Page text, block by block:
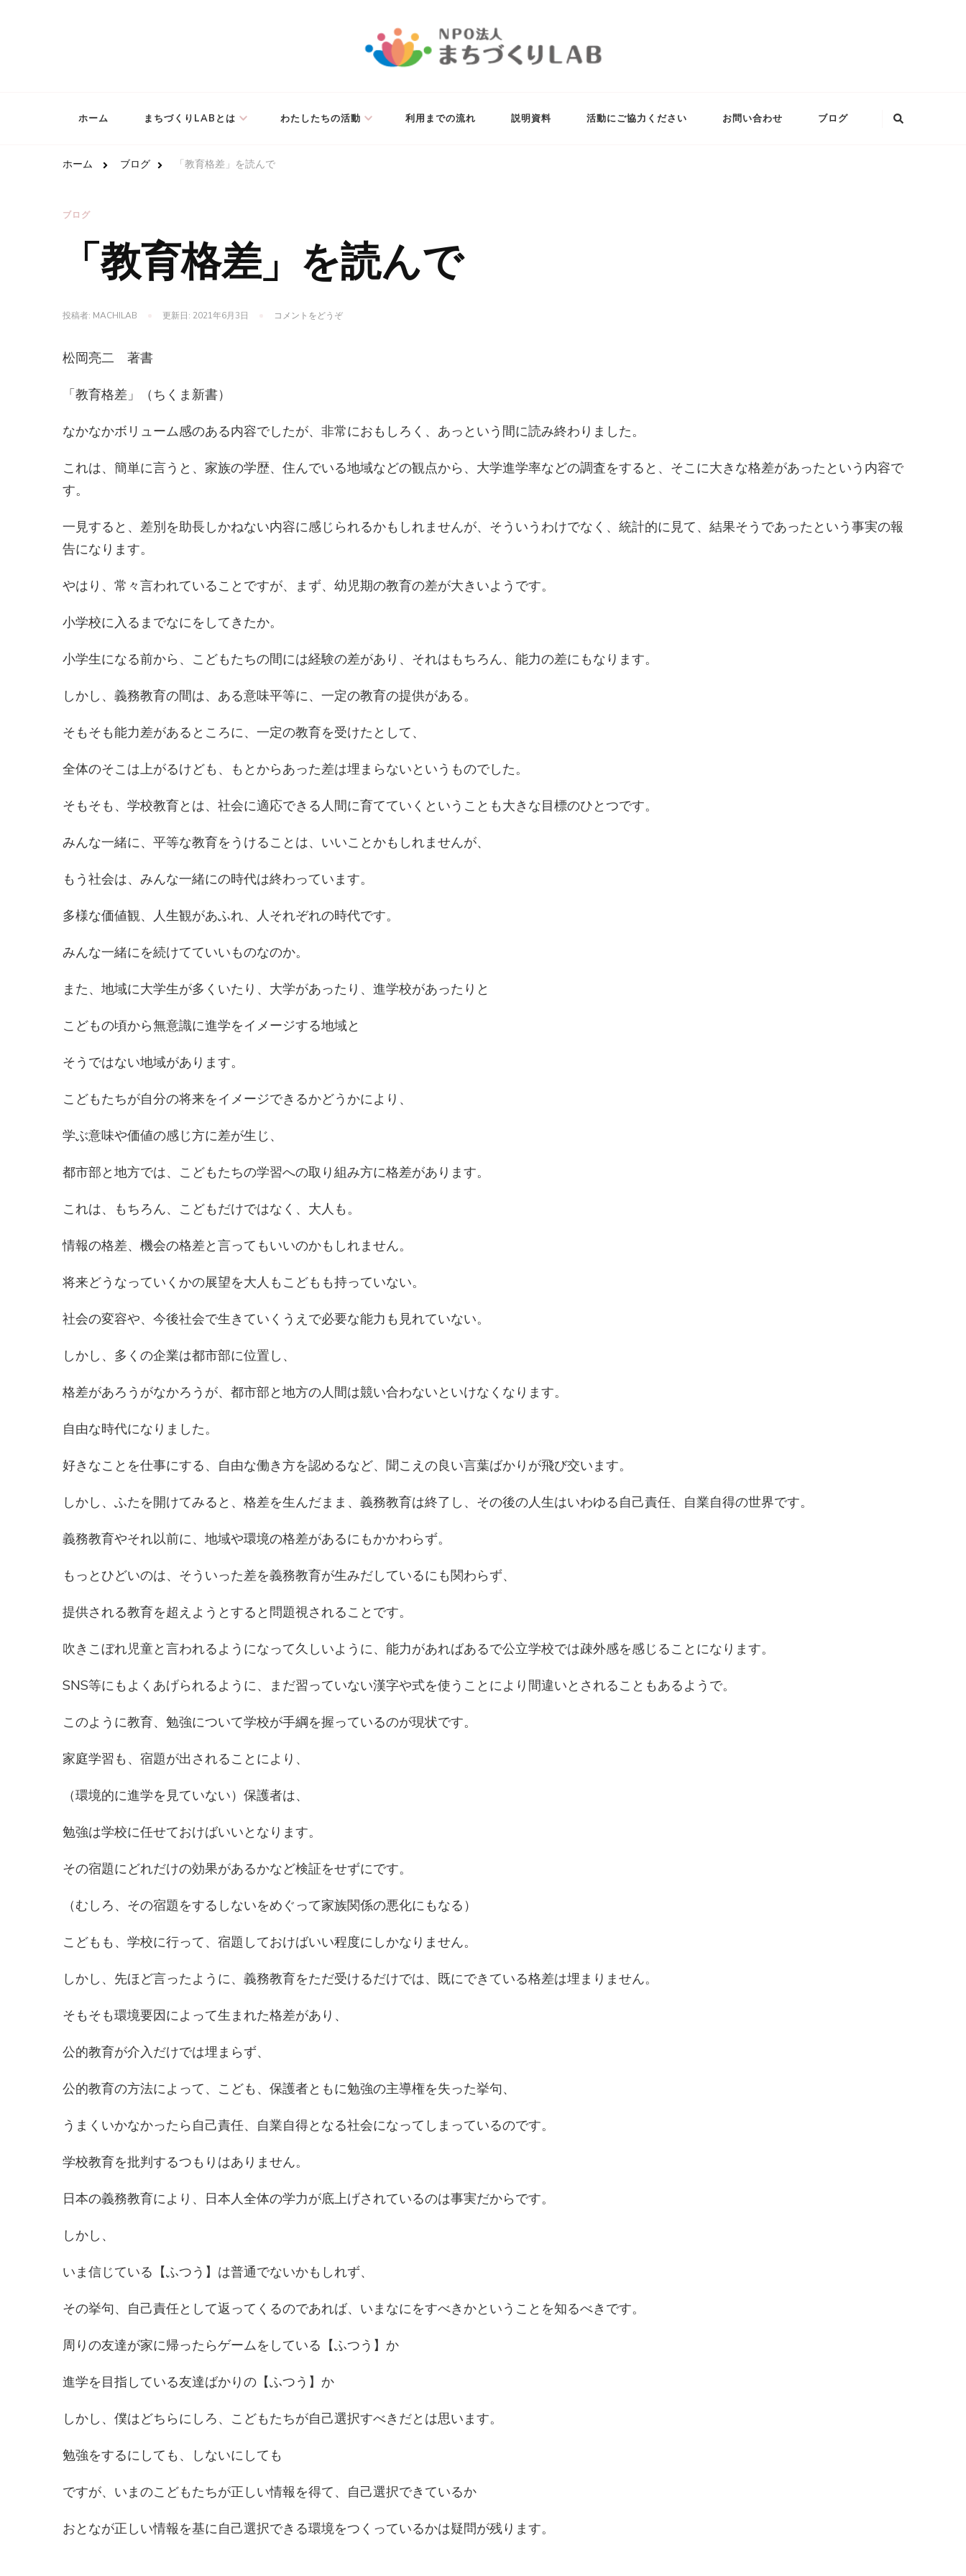
ホーム まちづくりLABとは わたしたちの活動 利用までの流れ 説明資料 活動にご協力ください お問い合わせ ブログ
な
に
ホーム ブログ 「教育格差」を読んで
ブログ
「教育格差」を読んで
投稿者: MACHILAB 更新日: 2021年6月3日 コメントをどうぞ(「教
松岡亮二 著書
「教育格差」（ちくま新書）
なかなかボリューム感のある内容でしたが、非常におもしろく、あっという間に読み終わりました。
これは、簡単に言うと、家族の学歴、住んでいる地域などの観点から、大学進学率などの調査をすると、そこに大きな格差があったという内容で
す。
一見すると、差別を助長しかねない内容に感じられるかもしれませんが、そういうわけでなく、統計的に見て、結果そうであったという事実の報
告になります。
やはり、常々言われていることですが、まず、幼児期の教育の差が大きいようです。
小学校に入るまでなにをしてきたか。
小学生になる前から、こどもたちの間には経験の差があり、それはもちろん、能力の差にもなります。
しかし、義務教育の間は、ある意味平等に、一定の教育の提供がある。
そもそも能力差があるところに、一定の教育を受けたとして、
全体のそこは上がるけども、もとからあった差は埋まらないというものでした。
そもそも、学校教育とは、社会に適応できる人間に育てていくということも大きな目標のひとつです。
みんな一緒に、平等な教育をうけることは、いいことかもしれませんが、
もう社会は、みんな一緒にの時代は終わっています。
多様な価値観、人生観があふれ、人それぞれの時代です。
みんな一緒にを続けてていいものなのか。
また、地域に大学生が多くいたり、大学があったり、進学校があったりと
こどもの頃から無意識に進学をイメージする地域と
そうではない地域があります。
こどもたちが自分の将来をイメージできるかどうかにより、
学ぶ意味や価値の感じ方に差が生じ、
都市部と地方では、こどもたちの学習への取り組み方に格差があります。
これは、もちろん、こどもだけではなく、大人も。
情報の格差、機会の格差と言ってもいいのかもしれません。
将来どうなっていくかの展望を大人もこどもも持っていない。
社会の変容や、今後社会で生きていくうえで必要な能力も見れていない。
しかし、多くの企業は都市部に位置し、
格差があろうがなかろうが、都市部と地方の人間は競い合わないといけなくなります。
自由な時代になりました。
好きなことを仕事にする、自由な働き方を認めるなど、聞こえの良い言葉ばかりが飛び交います。
しかし、ふたを開けてみると、格差を生んだまま、義務教育は終了し、その後の人生はいわゆる自己責任、自業自得の世界です。
義務教育やそれ以前に、地域や環境の格差があるにもかかわらず。
もっとひどいのは、そういった差を義務教育が生みだしているにも関わらず、
提供される教育を超えようとすると問題視されることです。
吹きこぼれ児童と言われるようになって久しいように、能力があればあるで公立学校では疎外感を感じることになります。
SNS等にもよくあげられるように、まだ習っていない漢字や式を使うことにより間違いとされることもあるようで。
このように教育、勉強について学校が手綱を握っているのが現状です。
家庭学習も、宿題が出されることにより、
（環境的に進学を見ていない）保護者は、
勉強は学校に任せておけばいいとなります。
その宿題にどれだけの効果があるかなど検証をせずにです。
（むしろ、その宿題をするしないをめぐって家族関係の悪化にもなる）
こどもも、学校に行って、宿題しておけばいい程度にしかなりません。
しかし、先ほど言ったように、義務教育をただ受けるだけでは、既にできている格差は埋まりません。
そもそも環境要因によって生まれた格差があり、
公的教育が介入だけでは埋まらず、
公的教育の方法によって、こども、保護者ともに勉強の主導権を失った挙句、
うまくいかなかったら自己責任、自業自得となる社会になってしまっているのです。
学校教育を批判するつもりはありません。
日本の義務教育により、日本人全体の学力が底上げされているのは事実だからです。
しかし、
いま信じている【ふつう】は普通でないかもしれず、
その挙句、自己責任として返ってくるのであれば、いまなにをすべきかということを知るべきです。
周りの友達が家に帰ったらゲームをしている【ふつう】か
進学を目指している友達ばかりの【ふつう】か
しかし、僕はどちらにしろ、こどもたちが自己選択すべきだとは思います。
勉強をするにしても、しないにしても
ですが、いまのこどもたちが正しい情報を得て、自己選択できているか
おとなが正しい情報を基に自己選択できる環境をつくっているかは疑問が残ります。